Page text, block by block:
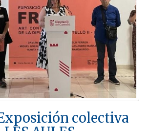
colectiva